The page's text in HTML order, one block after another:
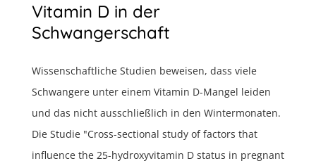
Vitamin D in der
Schwangerschaft
Wissenschaftliche Studien beweisen, dass viele
Schwangere unter einem Vitamin D-Mangel leiden
und das nicht ausschließlich in den Wintermonaten.
Die Studie "Cross-sectional study of factors that
influence the 25-hydroxyvitamin D status in pregnant